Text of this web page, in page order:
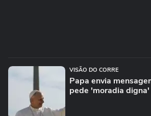
VISÃO DO CORRE
Papa envia
pede 'moradia